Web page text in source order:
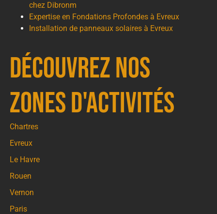
chez Dibronm
Expertise en Fondations Profondes à Evreux
Installation de panneaux solaires à Evreux
Découvrez nos
zones d'activités
Chartres
Evreux
Le Havre
Rouen
Vernon
Paris